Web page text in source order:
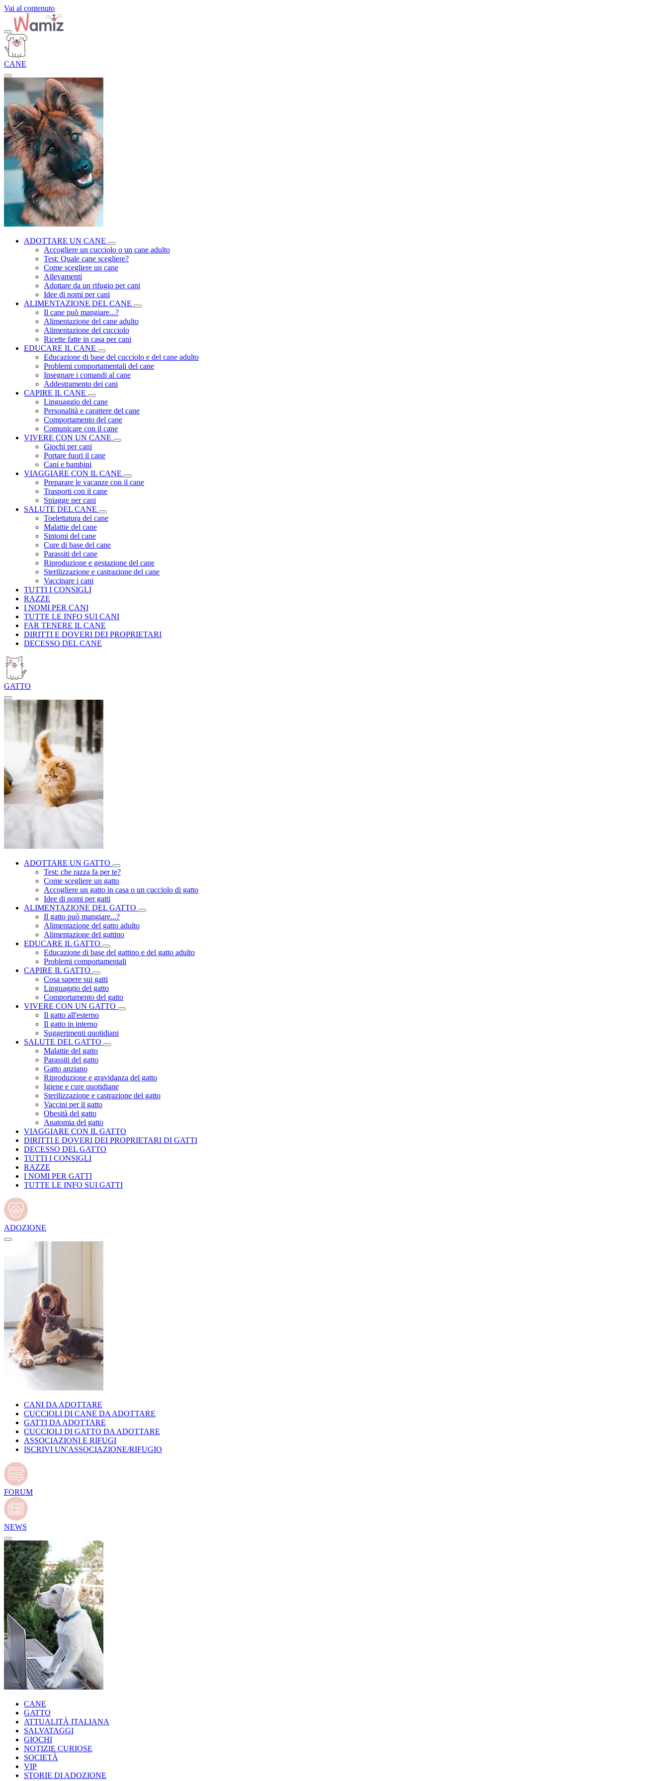
Vai al contenuto
CANE
ADOTTARE UN CANE
Accogliere un cucciolo o un cane adulto
Test: Quale cane scegliere?
Come scegliere un cane
Allevamenti
Adottare da un rifugio per cani
Idee di nomi per cani
ALIMENTAZIONE DEL CANE
Il cane può mangiare...?
Alimentazione del cane adulto
Alimentazione del cucciolo
Ricette fatte in casa per cani
EDUCARE IL CANE
Educazione di base del cucciolo e del cane adulto
Problemi comportamentali del cane
Insegnare i comandi al cane
Addestramento dei cani
CAPIRE IL CANE
Linguaggio del cane
Personalità e carattere del cane
Comportamento del cane
Comunicare con il cane
VIVERE CON UN CANE
Giochi per cani
Portare fuori il cane
Cani e bambini
VIAGGIARE CON IL CANE
Preparare le vacanze con il cane
Trasporti con il cane
Spiagge per cani
SALUTE DEL CANE
Toelettatura del cane
Malattie del cane
Sintomi del cane
Cure di base del cane
Parassiti del cane
Riproduzione e gestazione del cane
Sterilizzazione e castrazione del cane
Vaccinare i cani
TUTTI I CONSIGLI
RAZZE
I NOMI PER CANI
TUTTE LE INFO SUI CANI
FAR TENERE IL CANE
DIRITTI E DOVERI DEI PROPRIETARI
DECESSO DEL CANE
GATTO
ADOTTARE UN GATTO
Test: che razza fa per te?
Come scegliere un gatto
Accogliere un gatto in casa o un cucciolo di gatto
Idee di nomi per gatti
ALIMENTAZIONE DEL GATTO
Il gatto può mangiare...?
Alimentazione del gatto adulto
Alimentazione del gattino
EDUCARE IL GATTO
Educazione di base del gattino e del gatto adulto
Problemi comportamentali
CAPIRE IL GATTO
Cosa sapere sui gatti
Linguaggio del gatto
Comportamento del gatto
VIVERE CON UN GATTO
Il gatto all'esterno
Il gatto in interno
Suggerimenti quotidiani
SALUTE DEL GATTO
Malattie del gatto
Parassiti del gatto
Gatto anziano
Riproduzione e gravidanza del gatto
Igiene e cure quotidiane
Sterilizzazione e castrazione del gatto
Vaccini per il gatto
Obesità del gatto
Anatomia del gatto
VIAGGIARE CON IL GATTO
DIRITTI E DOVERI DEI PROPRIETARI DI GATTI
DECESSO DEL GATTO
TUTTI I CONSIGLI
RAZZE
I NOMI PER GATTI
TUTTE LE INFO SUI GATTI
ADOZIONE
CANI DA ADOTTARE
CUCCIOLI DI CANE DA ADOTTARE
GATTI DA ADOTTARE
CUCCIOLI DI GATTO DA ADOTTARE
ASSOCIAZIONI E RIFUGI
ISCRIVI UN'ASSOCIAZIONE/RIFUGIO
FORUM
NEWS
CANE
GATTO
ATTUALITÀ ITALIANA
SALVATAGGI
GIOCHI
NOTIZIE CURIOSE
SOCIETÀ
VIP
STORIE DI ADOZIONE